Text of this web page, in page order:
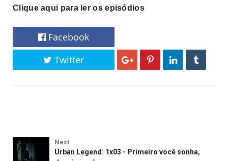
Clique aqui para ler os episódios
Facebook
Twitter
Next
Urban Legend: 1x03 - Primeiro você sonha,